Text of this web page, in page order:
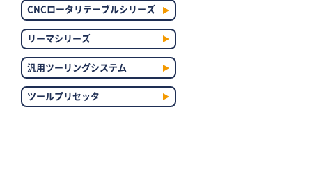
CNCロータリテーブルシリーズ
リーマシリーズ
汎用ツーリングシステム
ツールプリセッタ